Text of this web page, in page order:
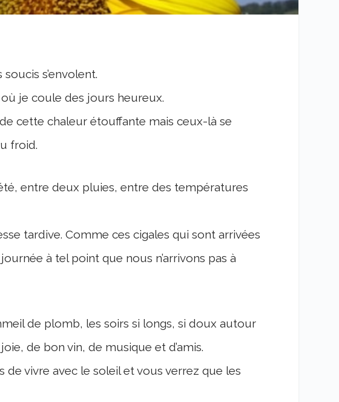
s’envolent.
où je coule des jours heureux.
cette chaleur étouffante mais ceux-là se
froid.
entre deux pluies, entre des températures
tardive. Comme ces cigales qui sont arrivées
à tel point que nous n’arrivons pas à
de plomb, les soirs si longs, si doux autour
de bon vin, de musique et d’amis.
vivre avec le soleil et vous verrez que les